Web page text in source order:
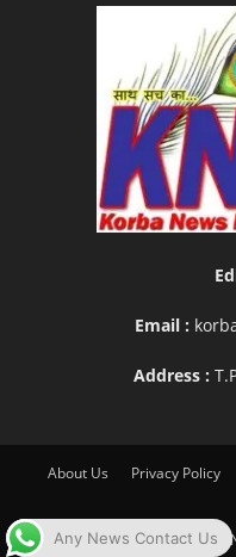
Email :
Address :
About Us Privacy Policy
© www.knn24.in |Korba News
Any News Contact Us